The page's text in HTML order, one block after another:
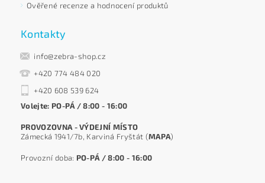
Ověřené recenze a hodnocení produktů
Kontakty
info@zebra-shop.cz
+420 774 484 020
+420 608 539 624
Volejte: PO-PÁ / 8:00 - 16:00
PROVOZOVNA - VÝDEJNÍ MÍSTO
Zámecká 1941/7b, Karviná Fryštát (MAPA)
Provozní doba: PO-PÁ / 8:00 - 16:00